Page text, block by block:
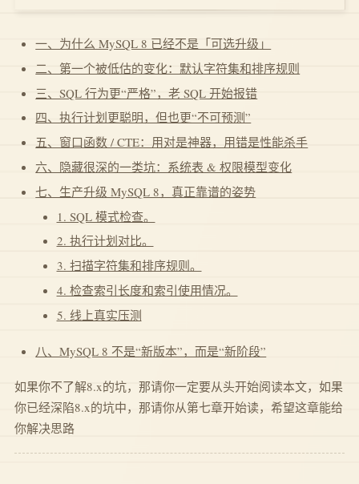
一、为什么 MySQL 8 已经不是「可选升级」
二、第一个被低估的变化：默认字符集和排序规则
三、SQL 行为更“严格”，老 SQL 开始报错
四、执行计划更聪明，但也更“不可预测”
五、窗口函数 / CTE：用对是神器，用错是性能杀手
六、隐藏很深的一类坑：系统表 & 权限模型变化
七、生产升级 MySQL 8，真正靠谱的姿势
1. SQL 模式检查。
2. 执行计划对比。
3. 扫描字符集和排序规则。
4. 检查索引长度和索引使用情况。
5. 线上真实压测
八、MySQL 8 不是“新版本”，而是“新阶段”
如果你不了解8.x的坑，那请你一定要从头开始阅读本文，如果
你已经深陷8.x的坑中，那请你从第七章开始读，希望这章能给
你解决思路